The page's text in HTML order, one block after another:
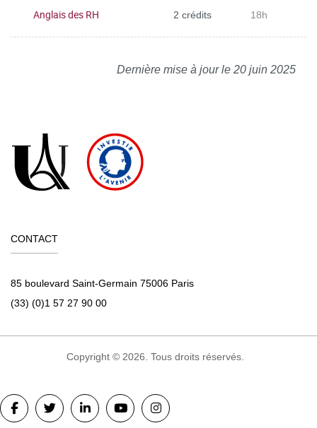
Anglais des RH 2 crédits 18h
Dernière mise à jour le 20 juin 2025
CONTACT
85 boulevard Saint-Germain 75006 Paris
(33) (0)1 57 27 90 00
Copyright © 2026. Tous droits réservés.